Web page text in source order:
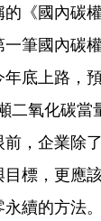
《國內碳
筆國內碳
底上路，
二氧化碳當
，企業除
標，更應
續的方法。